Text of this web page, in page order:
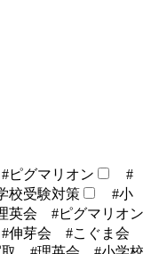
ピグマリオン
#
校受験対策
#小
英会 #ピグマリオン
伸芽会 #こぐま会